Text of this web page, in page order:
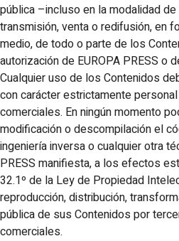
pública –incluso en la modalidad
transmisión, venta o redifusión, en
medio, de todo o parte de los
autorización de EUROPA PRESS o
Cualquier uso de los Contenidos
con carácter estrictamente
comerciales. En ningún momento
modificación o descompilación el
ingeniería inversa o cualquier otra
PRESS manifiesta, a los efectos
32.1º de la Ley de Propiedad
reproducción, distribución,
pública de sus Contenidos por
comerciales.